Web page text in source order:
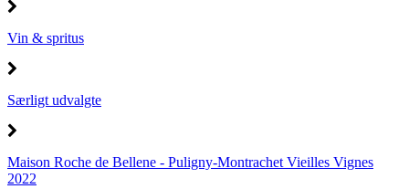
Vin & spritus
Særligt udvalgte
Maison Roche de Bellene - Puligny-Montrachet Vieilles Vignes
2022